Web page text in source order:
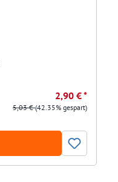
2,90 € *
5,03 €(42.35% gespart)